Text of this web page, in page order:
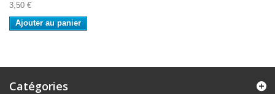
3,50 €
Ajouter au panier
Catégories